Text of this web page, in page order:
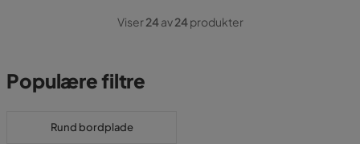
Viser24av24produkter
Populære filtre
Rund bordplade